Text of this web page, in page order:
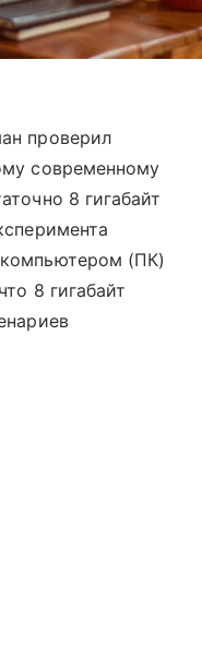
проверил
современному
8 гигабайт
(ПК)
8 гигабайт